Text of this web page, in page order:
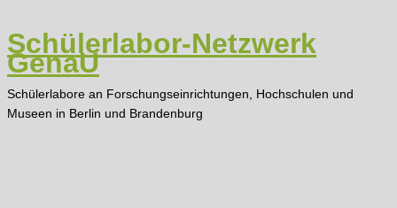
Inhalt
springen
Schülerlabor-Netzwerk
GenaU
Schülerlabore an Forschungseinrichtungen, Hochschulen und
Museen in Berlin und Brandenburg